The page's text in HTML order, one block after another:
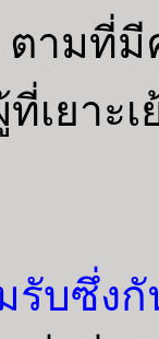
ามที่มี
ผู้ที่เ
รับซึ่ง